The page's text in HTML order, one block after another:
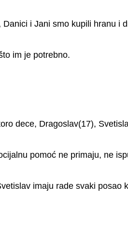
i Jani smo kupili hranu i
im je potrebno.
dece, Dragoslav(17),
pomoć ne primaju, ne
imaju rade svaki posao